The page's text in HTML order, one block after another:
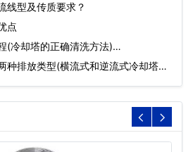
线型及传质要求？
点
(冷却塔的正确清洗方法)…
种排放类型(横流式和逆流式冷却塔的